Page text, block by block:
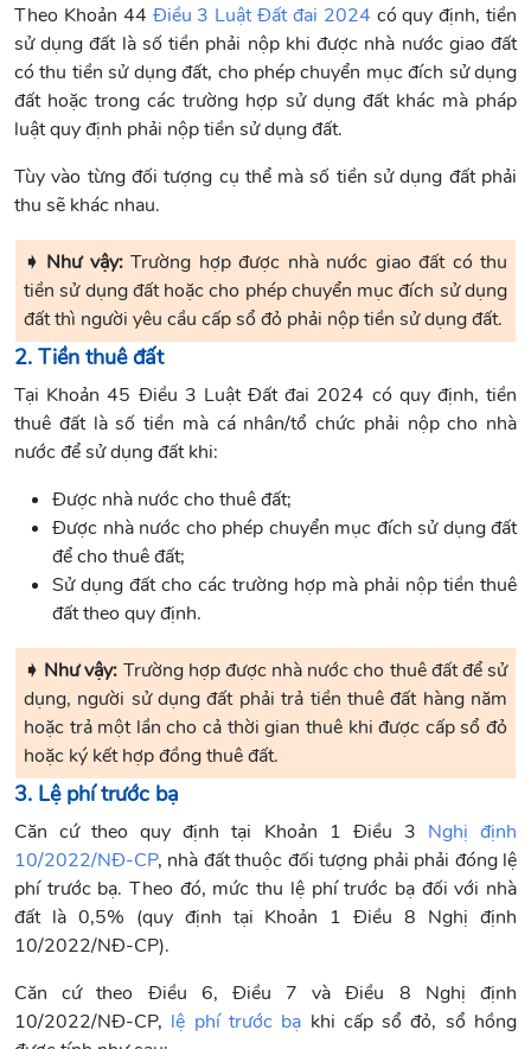
Theo Khoản 44 Điều 3 Luật Đất đai 2024 có quy định, tiền
sử dụng đất là số tiền phải nộp khi được nhà nước giao đất
có thu tiền sử dụng đất, cho phép chuyển mục đích sử dụng
đất hoặc trong các trường hợp sử dụng đất khác mà pháp
luật quy định phải nộp tiền sử dụng đất.
Tùy vào từng đối tượng cụ thể mà số tiền sử dụng đất phải
thu sẽ khác nhau.
➧ Như vậy:Trường hợp được nhà nước giao đất có thu
tiền sử dụng đất hoặc cho phép chuyển mục đích sử dụng
đất thì người yêu cầu cấp sổ đỏ phải nộp tiền sử dụng đất.
2. Tiền thuê đất
Tại Khoản 45 Điều 3 Luật Đất đai 2024 có quy định, tiền
thuê đất là số tiền mà cá nhân/tổ chức phải nộp cho nhà
nước để sử dụng đất khi:
Được nhà nước cho thuê đất;
Được nhà nước cho phép chuyển mục đích sử dụng đất
để cho thuê đất;
Sử dụng đất cho các trường hợp mà phải nộp tiền thuê
đất theo quy định.
➧ Như vậy: Trường hợp được nhà nước cho thuê đất để sử
dụng, người sử dụng đất phải trả tiền thuê đất hàng năm
hoặc trả một lần cho cả thời gian thuê khi được cấp sổ đỏ
hoặc ký kết hợp đồng thuê đất.
3. Lệ phí trước bạ
Căn cứ theo quy định tại Khoản 1 Điều 3 Nghị định
10/2022/NĐ-CP, nhà đất thuộc đối tượng phải phải đóng lệ
phí trước bạ. Theo đó, mức thu lệ phí trước bạ đối với nhà
đất là 0,5% (quy định tại Khoản 1 Điều 8 Nghị định
10/2022/NĐ-CP).
Căn cứ theo Điều 6, Điều 7 và Điều 8 Nghị định
10/2022/NĐ-CP, lệ phí trước bạ khi cấp sổ đỏ, sổ hồng